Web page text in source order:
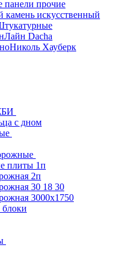
панели прочие
камень искусственный
Dacha
Хауберк
с дном
плиты 1п
2п
30 18 30
3000х1750